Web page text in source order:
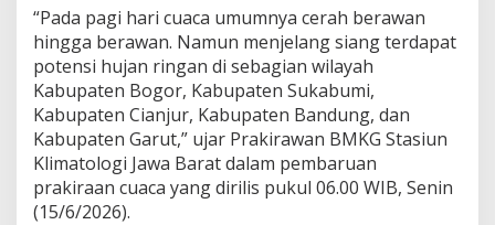
a
,
S
e
u
m
a
h
“Pada pagi hari cuaca umumnya cerah berawan
hingga berawan. Namun menjelang siang terdapat
potensi hujan ringan di sebagian wilayah
Kabupaten Bogor, Kabupaten Sukabumi,
Kabupaten Cianjur, Kabupaten Bandung, dan
Kabupaten Garut,” ujar Prakirawan BMKG Stasiun
Klimatologi Jawa Barat dalam pembaruan
prakiraan cuaca yang dirilis pukul 06.00 WIB, Senin
(15/6/2026).